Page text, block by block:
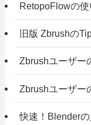
RetopoFlowの
旧版 Zbrushの
Zbrushユーザー
Zbrushユーザー
快速！Blender